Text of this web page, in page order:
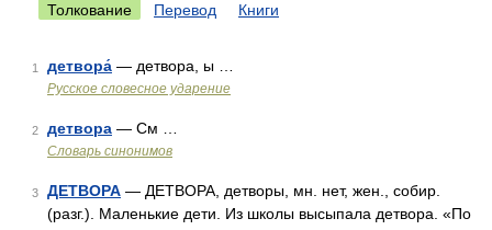
Толкование Перевод Книги
1 детвора́ — детвора, ы …
Русское словесное ударение
2 детвора — См …
Словарь синонимов
3 ДЕТВОРА — ДЕТВОРА, детворы, мн. нет, жен., собир.
(разг.). Маленькие дети. Из школы высыпала детвора. «По